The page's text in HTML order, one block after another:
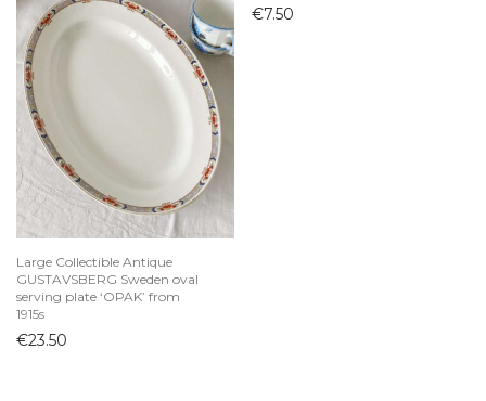
Large Collectible Antique
GUSTAVSBERG Sweden oval
serving plate ‘OPAK’ from
1915s
€23.50
€7.50